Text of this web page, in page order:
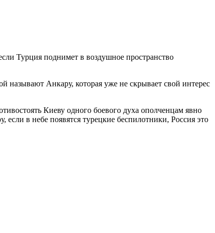
Турция поднимет в воздушное пространство
называют Анкару, которая уже не скрывает свой интерес
Киеву одного боевого духа ополченцам явно
в небе появятся турецкие беспилотники, Россия это